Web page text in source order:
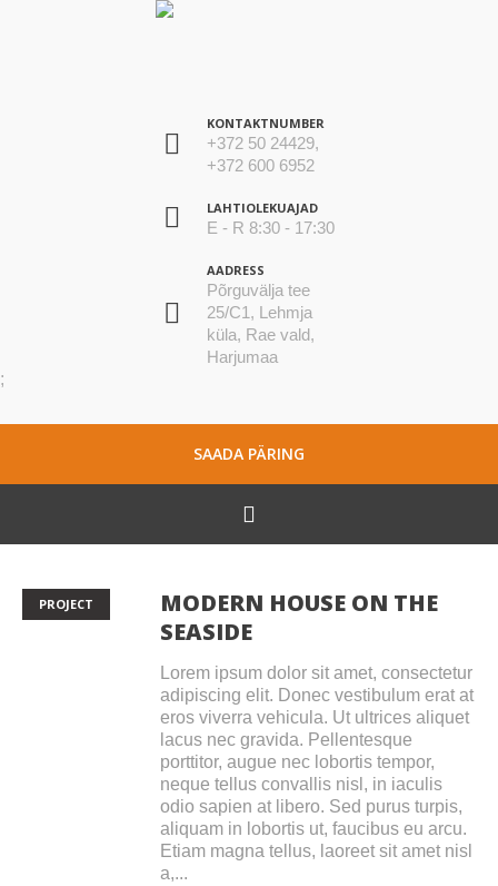
KONTAKTNUMBER
+372 50 24429,
+372 600 6952
LAHTIOLEKUAJAD
E - R 8:30 - 17:30
AADRESS
Põrguvälja tee
25/C1, Lehmja
küla, Rae vald,
Harjumaa
;
SAADA PÄRING
PROJECT
MODERN HOUSE ON THE
SEASIDE
Lorem ipsum dolor sit amet, consectetur
adipiscing elit. Donec vestibulum erat at
eros viverra vehicula. Ut ultrices aliquet
lacus nec gravida. Pellentesque
porttitor, augue nec lobortis tempor,
neque tellus convallis nisl, in iaculis
odio sapien at libero. Sed purus turpis,
aliquam in lobortis ut, faucibus eu arcu.
Etiam magna tellus, laoreet sit amet nisl
a,...